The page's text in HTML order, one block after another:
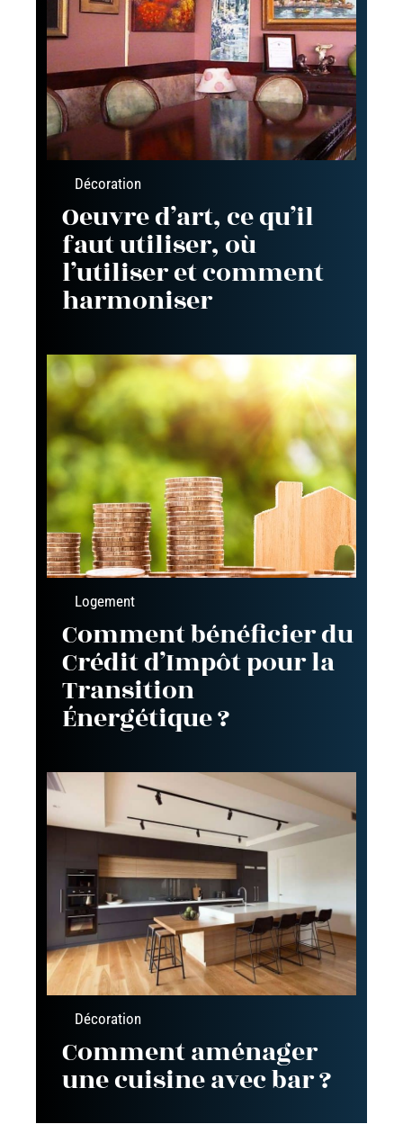
Décoration
Oeuvre d’art, ce qu’il
faut utiliser, où
l’utiliser et comment
harmoniser
Logement
Comment bénéficier du
Crédit d’Impôt pour la
Transition
Énergétique ?
Décoration
Comment aménager
une cuisine avec bar ?